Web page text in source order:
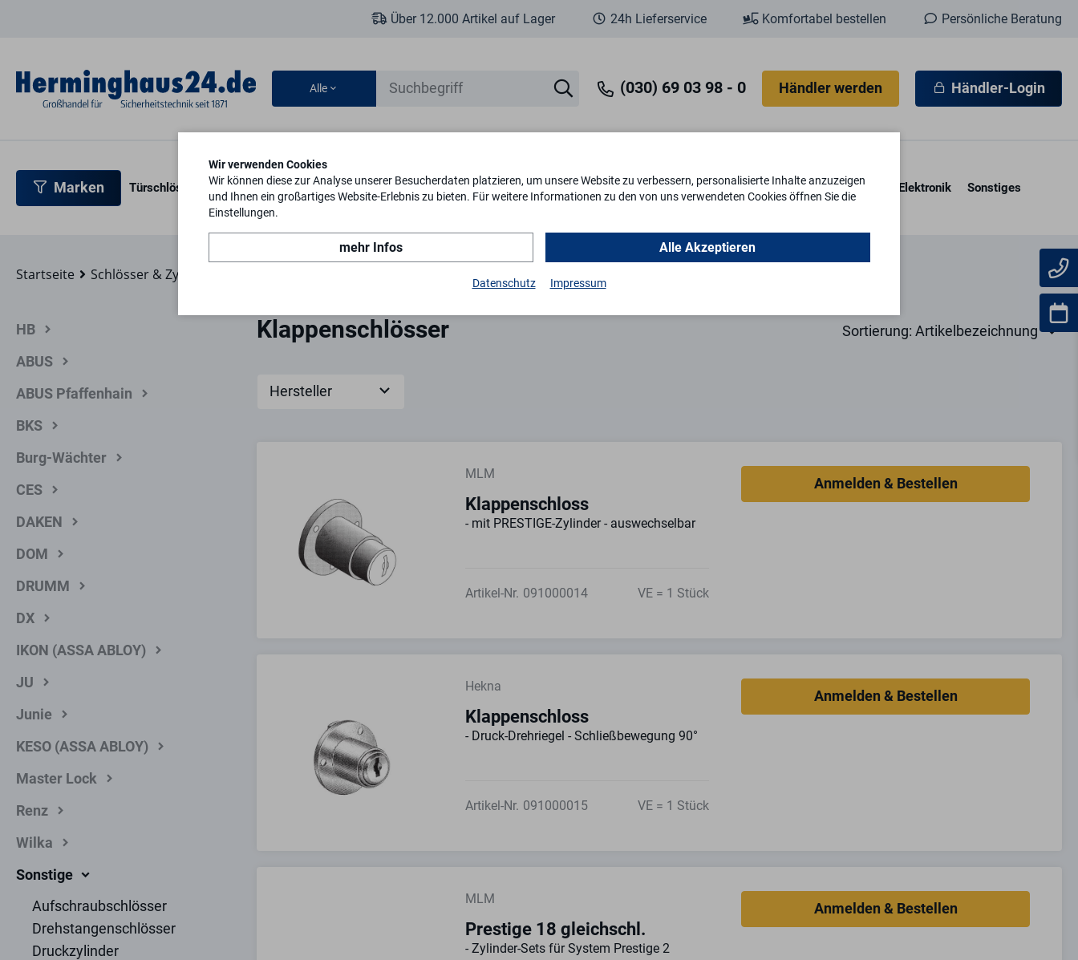
Über 12.000 Artikel auf Lager 24h Lieferservice Komfortabel bestellen Persönliche Beratung
Alle (030) 69 03 98 - 0 Händler werden Händler-Login
Marken Türschlösser Türbeschläge Türsicherheit Fenstersicherheit Schlösser & Zylinder Briefkästen Tresore & Kassetten Schlüssel Elektronik Sonstiges
Startseite Schlösser & Zylinder
HB
ABUS
ABUS Pfaffenhain
BKS
Burg-Wächter
CES
DAKEN
DOM
DRUMM
DX
IKON (ASSA ABLOY)
JU
Junie
KESO (ASSA ABLOY)
Master Lock
Renz
Wilka
Sonstige
Aufschraubschlösser
Drehstangenschlösser
Druckzylinder
Klappenschlösser
Hersteller
MLM
Klappenschloss
- mit PRESTIGE-Zylinder - auswechselbar
Artikel-Nr. 091000014 VE = 1 Stück
Hekna
Klappenschloss
- Druck-Drehriegel - Schließbewegung 90°
Artikel-Nr. 091000015 VE = 1 Stück
MLM
Prestige 18 gleichschl.
- Zylinder-Sets für System Prestige 2
Wir verwenden Cookies
Wir können diese zur Analyse unserer Besucherdaten platzieren, um unsere Website zu verbessern, personalisierte Inhalte anzuzeigen
und Ihnen ein großartiges Website-Erlebnis zu bieten. Für weitere Informationen zu den von uns verwendeten Cookies öffnen Sie die
Einstellungen.
mehr Infos Alle Akzeptieren
Datenschutz Impressum